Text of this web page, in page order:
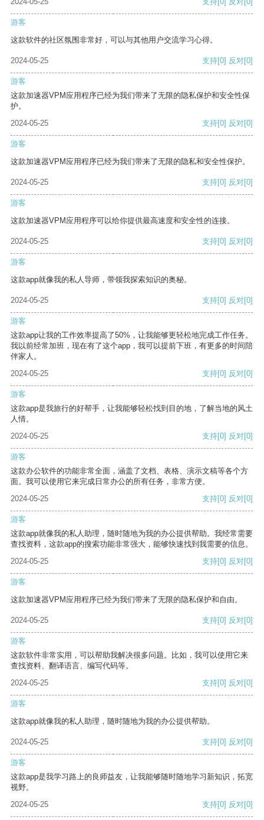
游客
这款软件的社区氛围非常好，可以与其他用户交流学习心得。
2024-05-25 支持[0] 反对[0]
游客
这款加速器VPM应用程序已经为我们带来了无限的隐私保护和安全性保
护。
2024-05-25
支持[0] 反对[0]
游客
这款加速器VPM应用程序已经为我们带来了无限的隐私和安全性保护。
2024-05-25 支持[0] 反对[0]
游客
这款加速器VPM应用程序可以给你提供最高速度和安全性的连接。
2024-05-25 支持[0] 反对[0]
游客
这款app就像我的私人导师，带领我探索知识的奥秘。
2024-05-25 支持[0] 反对[0]
游客
这款app让我的工作效率提高了50%，让我能够更轻松地完成工作任务。
我以前经常加班，现在有了这个app，我可以提前下班，有更多的时间陪
伴家人。
2024-05-25
支持[0] 反对[0]
游客
这款app是我旅行的好帮手，让我能够轻松找到目的地，了解当地的风土
人情。
2024-05-25
支持[0] 反对[0]
游客
这款办公软件的功能非常全面，涵盖了文档、表格、演示文稿等各个方
面。我可以使用它来完成日常办公的所有任务，非常方便。
2024-05-25
支持[0] 反对[0]
游客
这款app就像我的私人助理，随时随地为我的办公提供帮助。我经常需要
查找资料，这款app的搜索功能非常强大，能够快速找到我需要的信息。
2024-05-25
支持[0] 反对[0]
游客
这款加速器VPM应用程序已经为我们带来了无限的隐私保护和自由。
2024-05-25 支持[0] 反对[0]
游客
这款软件非常实用，可以帮助我解决很多问题。比如，我可以使用它来
查找资料、翻译语言、编写代码等。
2024-05-25
支持[0] 反对[0]
游客
这款app就像我的私人助理，随时随地为我的办公提供帮助。
2024-05-25 支持[0] 反对[0]
游客
这款app是我学习路上的良师益友，让我能够随时随地学习新知识，拓宽
视野。
2024-05-25
支持[0] 反对[0]